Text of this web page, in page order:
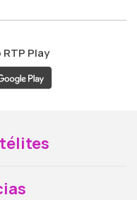
RTP Play